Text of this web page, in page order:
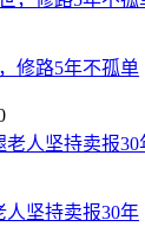
修路5年不孤单
人坚持卖报30年